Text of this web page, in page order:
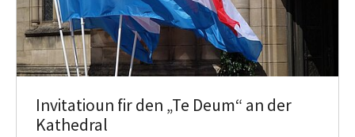
Invitatioun fir den „Te Deum“ an der
Kathedral